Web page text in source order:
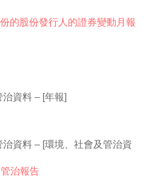
的股份發行人的證券變動月報
資料 – [年報]
資料 – [環境、社會及管治資
治報告